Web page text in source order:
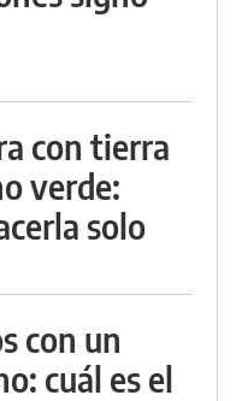
con tierra
verde:
solo
con un
cuál es el